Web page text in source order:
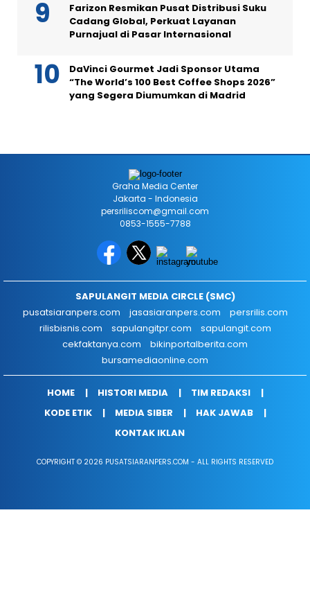
Farizon Resmikan Pusat Distribusi Suku
Cadang Global, Perkuat Layanan
Purnajual di Pasar Internasional
DaVinci Gourmet Jadi Sponsor Utama
“The World’s 100 Best Coffee Shops 2026”
yang Segera Diumumkan di Madrid
Graha Media Center
Jakarta - Indonesia
persriliscom@gmail.com
0853-1555-7788
SAPULANGIT MEDIA CIRCLE (SMC)
pusatsiaranpers.com
jasasiaranpers.com
persrilis.com
rilisbisnis.com
sapulangitpr.com
sapulangit.com
cekfaktanya.com
bikinportalberita.com
bursamediaonline.com
HOME HISTORI MEDIA
TIM REDAKSI
KODE ETIK
MEDIA SIBER
HAK JAWAB
KONTAK IKLAN
COPYRIGHT © 2026 PUSATSIARANPERS.COM - ALL RIGHTS RESERVED